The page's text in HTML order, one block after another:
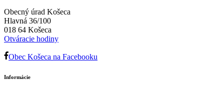
Obecný úrad Košeca
Hlavná 36/100
018 64 Košeca
Otváracie hodiny
Obec Košeca na Facebooku
Informácie